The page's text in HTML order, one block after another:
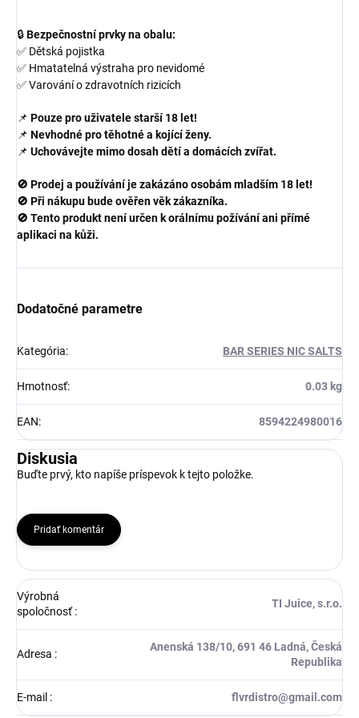
🔒Bezpečnostní prvky na obalu:
✅ Dětská pojistka
✅ Hmatatelná výstraha pro nevidomé
✅ Varování o zdravotních rizicích
📌 Pouze pro uživatele starší 18 let!
📌 Nevhodné pro těhotné a kojící ženy.
📌 Uchovávejte mimo dosah dětí a domácích zvířat.
🚫 Prodej a používání je zakázáno osobám mladším 18 let!
🚫 Při nákupu bude ověřen věk zákazníka.
🚫 Tento produkt není určen k orálnímu požívání ani přímé
aplikaci na kůži.
Dodatočné parametre
Kategória: BAR SERIES NIC SALTS
Hmotnosť: 0.03 kg
EAN: 8594224980016
Diskusia
Buďte prvý, kto napíše príspevok k tejto položke.
Pridať komentár
Výrobná
spoločnosť:
TI Juice, s.r.o.
Adresa :
Anenská 138/10, 691 46 Ladná, Česká
Republika
E-mail : flvrdistro@gmail.com